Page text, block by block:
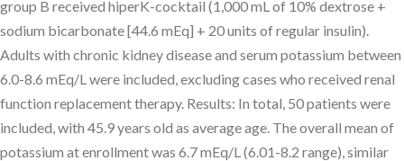
group B received hiperK-cocktail (1,000 mL of 10% dextrose +
sodium bicarbonate [44.6 mEq] + 20 units of regular insulin).
Adults with chronic kidney disease and serum potassium between
6.0-8.6 mEq/L were included, excluding cases who received renal
function replacement therapy. Results: In total, 50 patients were
included, with 45.9 years old as average age. The overall mean of
potassium at enrollment was 6.7 mEq/L (6.01-8.2 range), similar